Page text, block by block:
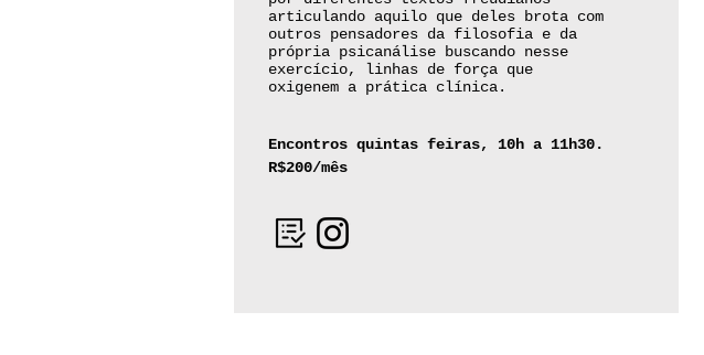
articulando aquilo que deles brota com
outros pensadores da filosofia e da
própria psicanálise buscando nesse
exercício, linhas de força que
oxigenem a prática clínica.
Encontros quintas feiras, 10h a 11h30.
R$200/mês